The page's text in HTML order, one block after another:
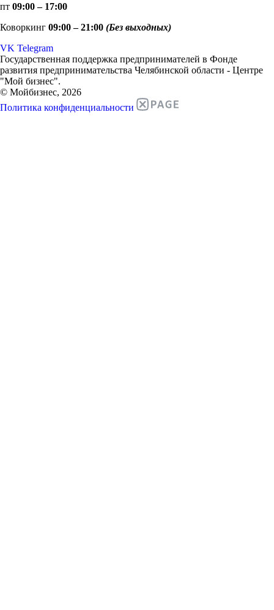
пт 09:00 – 17:00
Коворкинг 09:00 – 21:00 (Без выходных)
VK Telegram
Государственная поддержка предпринимателей в Фонде
развития предпринимательства Челябинской области - Центре
"Мой бизнес".
© Мойбизнес, 2026
Политика конфиденциальности